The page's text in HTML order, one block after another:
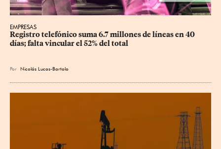
EMPRESAS
Registro telefónico suma 6.7 millones de líneas en 40
días; falta vincular el 52% del total
Por Nicolás Lucas-Bartolo